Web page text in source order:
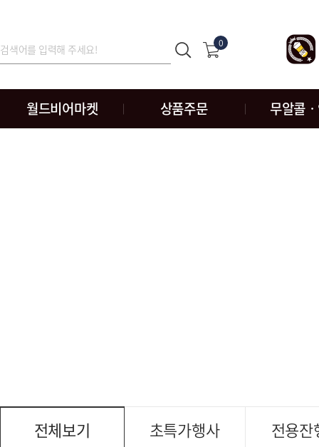
0
월드비어마켓 상품주문 무알콜
전체보기 초특가행사 전용잔